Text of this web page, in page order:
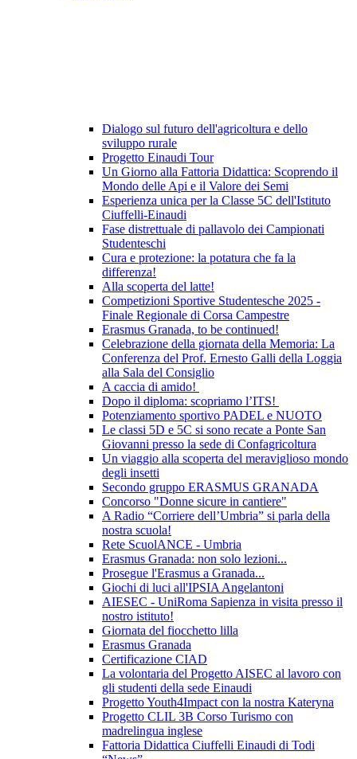
Dialogo sul futuro dell'agricoltura e dello
sviluppo rurale
Progetto Einaudi Tour
Un Giorno alla Fattoria Didattica: Scoprendo il
Mondo delle Api e il Valore dei Semi
Esperienza unica per la Classe 5C dell'Istituto
Ciuffelli-Einaudi
Fase distrettuale di pallavolo dei Campionati
Studenteschi
Cura e protezione: la potatura che fa la
differenza!
Alla scoperta del latte!
Competizioni Sportive Studentesche 2025 -
Finale Regionale di Corsa Campestre
Erasmus Granada, to be continued!
Celebrazione della giornata della Memoria: La
Conferenza del Prof. Ernesto Galli della Loggia
alla Sala del Consiglio
A caccia di amido!
Dopo il diploma: scopriamo l’ITS!
Potenziamento sportivo PADEL e NUOTO
Le classi 5D e 5C si sono recate a Ponte San
Giovanni presso la sede di Confagricoltura
Un viaggio alla scoperta del meraviglioso mondo
degli insetti
Secondo gruppo ERASMUS GRANADA
Concorso "Donne sicure in cantiere"
A Radio “Corriere dell’Umbria” si parla della
nostra scuola!
Rete ScuolANCE - Umbria
Erasmus Granada: non solo lezioni...
Prosegue l'Erasmus a Granada...
Giochi di luci all'IPSIA Angelantoni
AIESEC - UniRoma Sapienza in visita presso il
nostro istituto!
Giornata del fiocchetto lilla
Erasmus Granada
Certificazione CIAD
La volontaria del Progetto AISEC al lavoro con
gli studenti della sede Einaudi
Progetto Youth4Impact con la nostra Kateryna
Progetto CLIL 3B Corso Turismo con
madrelingua inglese
Fattoria Didattica Ciuffelli Einaudi di Todi